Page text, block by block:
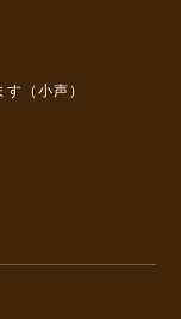
（小声）